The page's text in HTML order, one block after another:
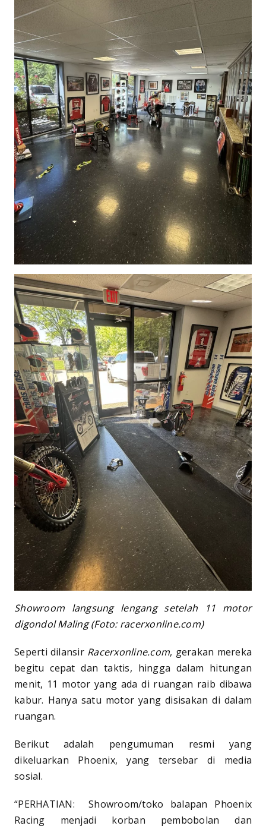
Showroom langsung lengang setelah 11 motor
digondol Maling (Foto: racerxonline.com)
Seperti dilansir Racerxonline.com, gerakan mereka
begitu cepat dan taktis, hingga dalam hitungan
menit, 11 motor yang ada di ruangan raib dibawa
kabur. Hanya satu motor yang disisakan di dalam
ruangan.
Berikut adalah pengumuman resmi yang
dikeluarkan Phoenix, yang tersebar di media
sosial.
“PERHATIAN: Showroom/toko balapan Phoenix
Racing menjadi korban pembobolan dan